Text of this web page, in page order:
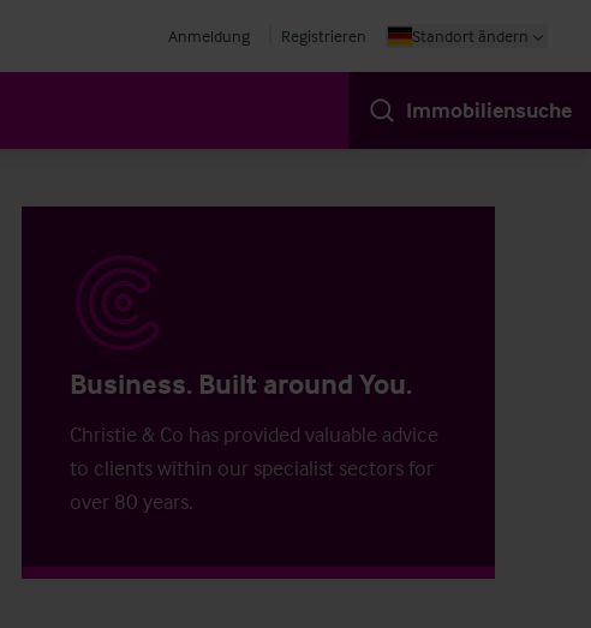
Anmeldung Registrieren Standort ändern
Immobiliensuche
Business. Built around You.
Christie & Co has provided valuable advice
to clients within our specialist sectors for
over 80 years.